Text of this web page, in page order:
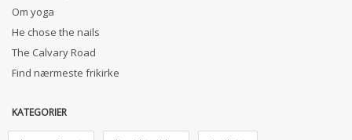
Om yoga
He chose the nails
The Calvary Road
Find nærmeste frikirke
KATEGORIER